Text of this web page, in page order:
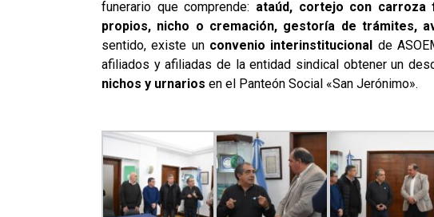
funerario que comprende: ataúd, cortejo con carroza
propios, nicho o cremación, gestoría de trámites,
sentido, existe un convenio interinstitucional de
afiliados y afiliadas de la entidad sindical obtener un
nichos y urnarios en el Panteón Social «San Jerónimo».